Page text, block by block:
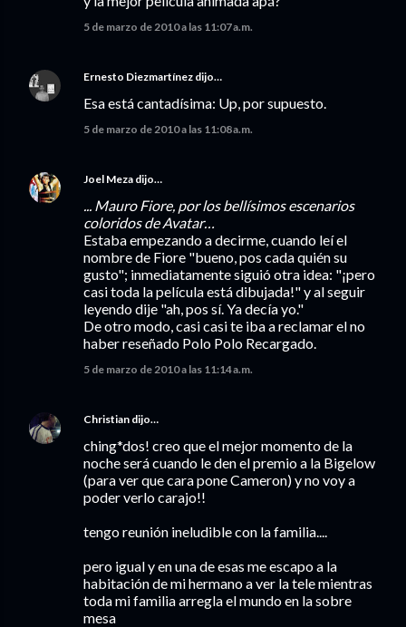
5 de marzo de 2010 a las 11:07 a.m.
Ernesto Diezmartínez dijo…
Esa está cantadísima: Up, por supuesto.
5 de marzo de 2010 a las 11:08 a.m.
Joel Meza dijo…
... Mauro Fiore, por los bellísimos escenarios
coloridos de Avatar…
Estaba empezando a decirme, cuando leí el
nombre de Fiore "bueno, pos cada quién su
gusto"; inmediatamente siguió otra idea: "¡pero
casi toda la película está dibujada!" y al seguir
leyendo dije "ah, pos sí. Ya decía yo."
De otro modo, casi casi te iba a reclamar el no
haber reseñado Polo Polo Recargado.
5 de marzo de 2010 a las 11:14 a.m.
Christian dijo…
ching*dos! creo que el mejor momento de la
noche será cuando le den el premio a la Bigelow
(para ver que cara pone Cameron) y no voy a
poder verlo carajo!!
tengo reunión ineludible con la familia....
pero igual y en una de esas me escapo a la
habitación de mi hermano a ver la tele mientras
toda mi familia arregla el mundo en la sobre
mesa